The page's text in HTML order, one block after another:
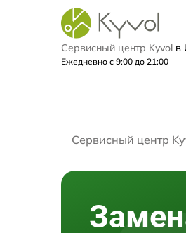
Сервисный центр Kyvol в
Ежедневно с 9:00 до 21:00
Сервисный центр